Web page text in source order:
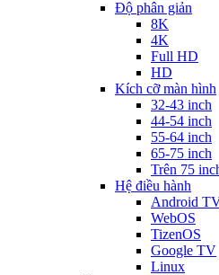
Độ phân giản
8K
4K
Full HD
HD
Kích cỡ màn hình
32-43 inch
44-54 inch
55-64 inch
65-75 inch
Trên 75
Hệ điều hành
Android
WebOS
TizenOS
Google TV
Linux